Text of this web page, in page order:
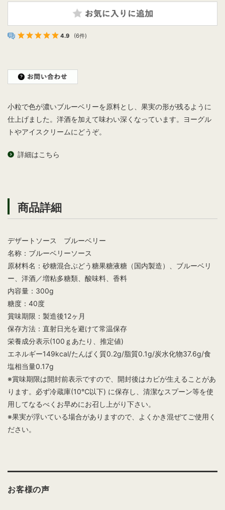
4.9 (6件)
小粒で色が濃いブルーベリーを原料とし、果実の形が残るように
仕上げました。洋酒を加えて味わい深くなっています。ヨーグル
トやアイスクリームにどうぞ。
詳細はこちら
商品詳細
デザートソース ブルーベリー
名称：ブルーベリーソース
原材料名：砂糖混合ぶどう糖果糖液糖（国内製造）、ブルーベリ
ー、洋酒／増粘多糖類、酸味料、香料
内容量：300g
糖度：40度
賞味期限：製造後12ヶ月
保存方法：直射日光を避けて常温保存
栄養成分表示(100ｇあたり、推定値)
エネルギー149kcal/たんぱく質0.2g/脂質0.1g/炭水化物37.6g/食
塩相当量0.17g
※賞味期限は開封前表示ですので、開封後はカビが生えることがあ
ります。必ず冷蔵庫(10℃以下) に保存し、清潔なスプーン等を使
用してなるべくお早めにお召し上がり下さい。
※果実が浮いている場合がありますので、よくかき混ぜてご使用く
ださい。
お客様の声